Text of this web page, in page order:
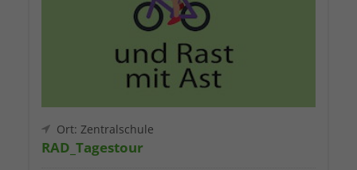
Ort: Zentralschule
RAD_Tagestour